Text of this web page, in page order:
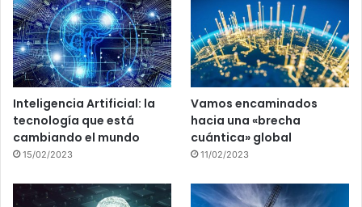
Inteligencia Artificial: la
tecnología que está
cambiando el mundo
15/02/2023
Vamos encaminados
hacia una «brecha
cuántica» global
11/02/2023